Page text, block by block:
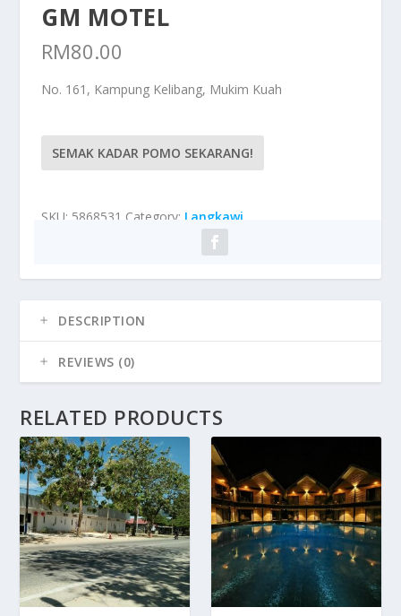
GM MOTEL
RM80.00
No. 161, Kampung Kelibang, Mukim Kuah
SEMAK KADAR POMO SEKARANG!
SKU: 5868531 Category: Langkawi
DESCRIPTION
REVIEWS (0)
RELATED PRODUCTS